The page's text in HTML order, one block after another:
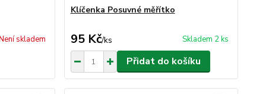
skladem
Klíčenka Posuvné měřítko
95 Kč/ks Skladem 2 ks
Přidat do košíku